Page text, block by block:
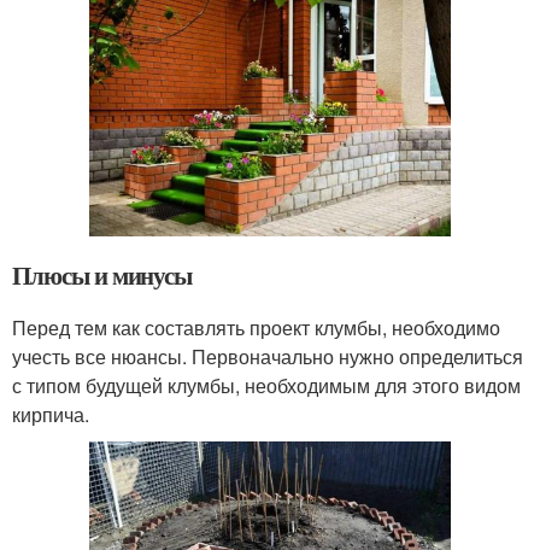
Плюсы и минусы
Перед тем как составлять проект клумбы, необходимо
учесть все нюансы. Первоначально нужно определиться
с типом будущей клумбы, необходимым для этого видом
кирпича.